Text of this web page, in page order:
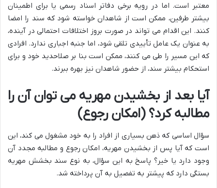
معتبر است. اما در رویه برخی دفاتر اسناد رسمی یا برای اطمینان
بیشتر طرفین، ممکن است از شاهدان خواسته شود که سند را امضا
کنند. این اقدام می تواند در صورت بروز اختلافات احتمالی در آینده،
به عنوان یک عامل تأییدی تلقی شود، اما جنبه اجباری ندارد. افرادی
که این مسیر را طی می کنند، ممکن است بنا بر صلاحدید خود و برای
استحکام بیشتر سند، از حضور شاهدان نیز بهره ببرند.
آیا بعد از بخشیدن مهریه می توان آن را
مطالبه کرد؟ (امکان رجوع)
سؤال اساسی که ذهن بسیاری از افراد را به خود مشغول می کند، این
است که آیا پس از بخشیدن مهریه، امکان رجوع و مطالبه مجدد آن
وجود دارد یا خیر؟ پاسخ به این سؤال، به نوع سند بخشش مهریه
بستگی دارد که پیشتر به تفصیل به آن پرداخته شد.